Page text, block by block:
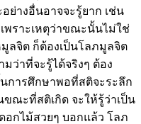
ย่างอื่นอาจจะรู้ยาก เช่น
พราะเหตุว่าขณะนั้นไม่ใช่
ลจิต ก็ต้องเป็นโลภมูลจิต
ว่าที่จะรู้ได้จริงๆ ต้อง
การศึกษาพอที่สติจะระลึก
ขณะที่สติเกิด จะให้รู้ว่าเป็น
กไม้สวยๆ บอกแล้ว โลภ